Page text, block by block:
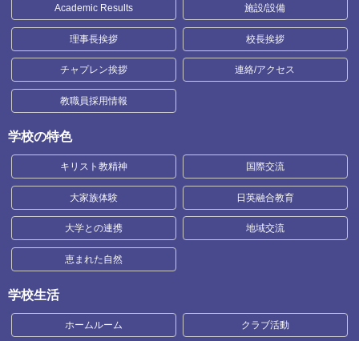
Academic Results 施設/設備
理事長挨拶 校長挨拶
チャプレン挨拶 連絡/アクセス
教職員採用情報
学校の特色
キリスト教精神 国際交流
大家族体験 日英融合教育
大学との連携 地域交流
恵まれた自然
学校生活
ホームルーム クラブ活動